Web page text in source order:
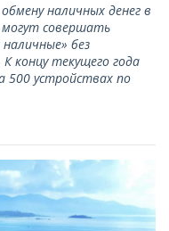
наличных денег в
совершать
без
концу текущего года
500 устройствах по